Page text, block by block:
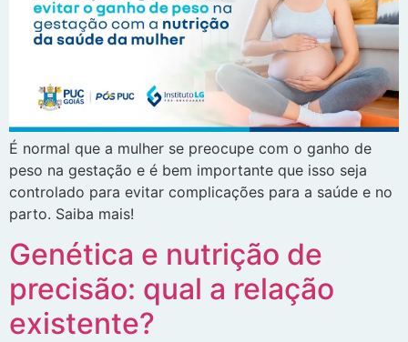
É normal que a mulher se preocupe com o ganho de
peso na gestação e é bem importante que isso seja
controlado para evitar complicações para a saúde e no
parto. Saiba mais!
Genética e nutrição de
precisão: qual a relação
existente?